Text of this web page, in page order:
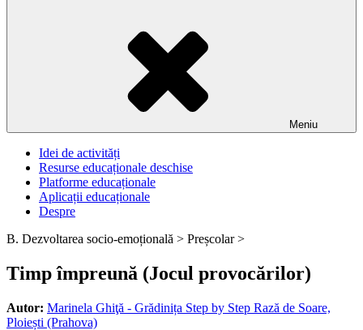
Meniu
Idei de activități
Resurse educaționale deschise
Platforme educaționale
Aplicații educaționale
Despre
B. Dezvoltarea socio-emoțională > Preșcolar >
Timp împreună (Jocul provocărilor)
Autor: Marinela Ghiţă - Grădinița Step by Step Rază de Soare,
Ploiești (Prahova)